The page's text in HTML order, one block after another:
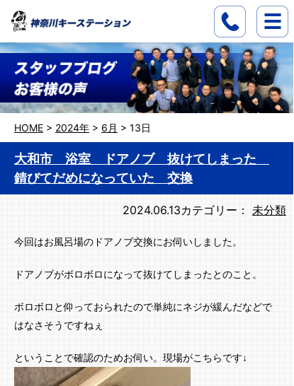
HOME > 2024年 > 6月 > 13日
大和市 浴室 ドアノブ 抜けてしまった
錆びてだめになっていた 交換
2024.06.13カテゴリー： 未分類
今回はお風呂場のドアノブ交換にお伺いしました。
ドアノブがボロボロになって抜けてしまったとのこと。
ボロボロと仰っておられたので単純にネジが緩んだなどで
はなさそうですねぇ
ということで確認のためお伺い。現場がこちらです↓